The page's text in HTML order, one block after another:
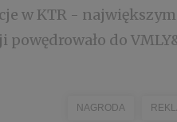
w KTR -
powędrowało do
NAGRODA